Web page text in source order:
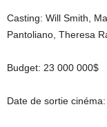
Casting: Will Smith,
Pantoliano, Theresa
Budget: 23 000 000$
Date de sortie